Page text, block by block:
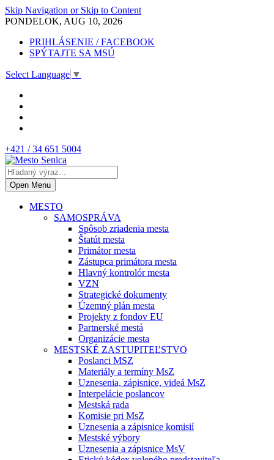
Skip Navigation or Skip to Content
PONDELOK, AUG 10, 2026
PRIHLÁSENIE / FACEBOOK
SPÝTAJTE SA MSÚ
Select Language ▼
+421 / 34 651 5004
Open Menu
MESTO
SAMOSPRÁVA
Spôsob zriadenia mesta
Štatút mesta
Primátor mesta
Zástupca primátora mesta
Hlavný kontrolór mesta
VZN
Strategické dokumenty
Územný plán mesta
Projekty z fondov EU
Partnerské mestá
Organizácie mesta
MESTSKÉ ZASTUPITEĽSTVO
Poslanci MSZ
Materiály a termíny MsZ
Uznesenia, zápisnice, videá MsZ
Interpelácie poslancov
Mestská rada
Komisie pri MsZ
Uznesenia a zápisnice komisií
Mestské výbory
Uznesenia a zápisnice MsV